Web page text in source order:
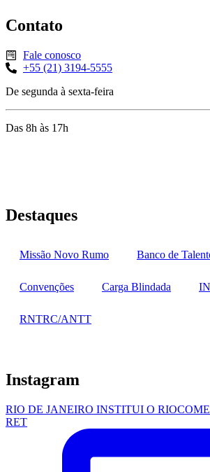
Contato
Fale conosco
+55 (21) 3194-5555
De segunda à sexta-feira
Das 8h às 17h
Destaques
Missão Novo Rumo Banco de
Convenções Carga Blindada
RNTRC/ANTT
Instagram
RIO DE JANEIRO INSTITUI O
RET